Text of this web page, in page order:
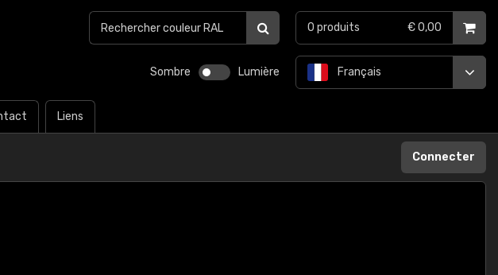
Sombre Lumière
Liens
Français
0 produits € 0,00
Connecter